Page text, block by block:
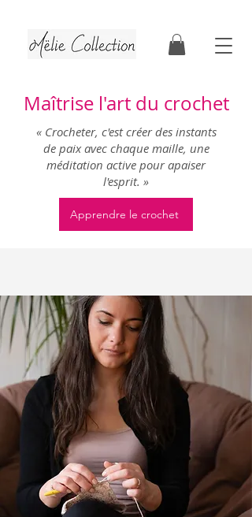
Maîtrise l'art du crochet
« Crocheter, c'est créer des instants
de paix avec chaque maille, une
méditation active pour apaiser
l'esprit. »
Apprendre le crochet